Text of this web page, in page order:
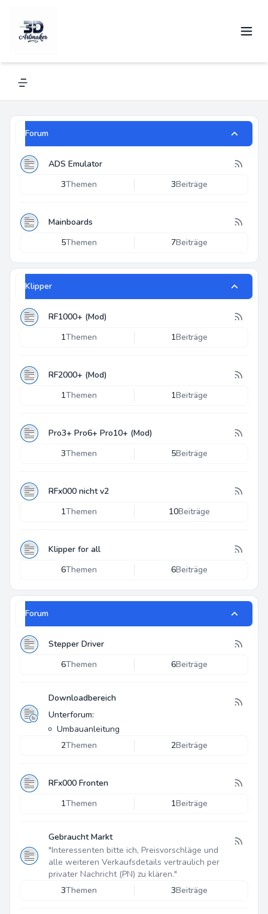
Navigation menu
Forum
ADS Emulator
3Themen 3Beiträge
Mainboards
5Themen 7Beiträge
Klipper
RF1000+ (Mod)
1Themen 1Beiträge
RF2000+ (Mod)
1Themen 1Beiträge
Pro3+ Pro6+ Pro10+ (Mod)
3Themen 5Beiträge
RFx000 nicht v2
1Themen 10Beiträge
Klipper for all
6Themen 6Beiträge
Forum
Stepper Driver
6Themen 6Beiträge
Downloadbereich
Unterforum:
Umbauanleitung
2Themen 2Beiträge
RFx000 Fronten
1Themen 1Beiträge
Gebraucht Markt
"Interessenten bitte ich, Preisvorschläge und
alle weiteren Verkaufsdetails vertraulich per
privater Nachricht (PN) zu klären."
3Themen 3Beiträge